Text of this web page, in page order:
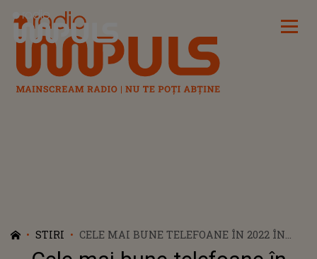
Radio Impuls
STIRI
CELE MAI BUNE TELEFOANE ÎN 2022 ÎN
FUNCŢIE DE RAPORTUL CALITATE - PREŢ